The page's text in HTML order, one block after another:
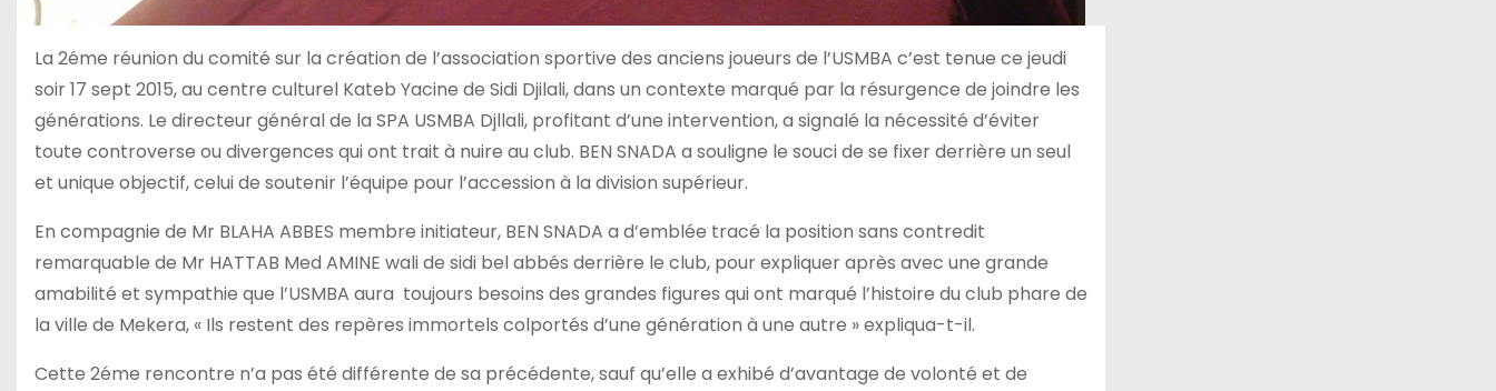
La 2éme réunion du comité sur la création de l’association sportive des anciens joueurs de l’USMBA c’est tenue ce jeudi
soir 17 sept 2015, au centre culturel Kateb Yacine de Sidi Djilali, dans un contexte marqué par la résurgence de joindre les
générations. Le directeur général de la SPA USMBA Djllali, profitant d’une intervention, a signalé la nécessité d’éviter
toute controverse ou divergences qui ont trait à nuire au club. BEN SNADA a souligne le souci de se fixer derrière un seul
et unique objectif, celui de soutenir l’équipe pour l’accession à la division supérieur.
En compagnie de Mr BLAHA ABBES membre initiateur, BEN SNADA a d’emblée tracé la position sans contredit
remarquable de Mr HATTAB Med AMINE wali de sidi bel abbés derrière le club, pour expliquer après avec une grande
amabilité et sympathie que l’USMBA aura toujours besoins des grandes figures qui ont marqué l’histoire du club phare de
la ville de Mekera, « Ils restent des repères immortels colportés d’une génération à une autre » expliqua-t-il.
Cette 2éme rencontre n’a pas été différente de sa précédente, sauf qu’elle a exhibé d’avantage de volonté et de